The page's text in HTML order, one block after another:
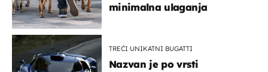
minimalna ulaganja
TREĆI UNIKATNI BUGATTI
Nazvan je po vrsti